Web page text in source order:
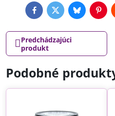
FacebookTwitterBluesky
Predchádzajúci
produkt
Podobné